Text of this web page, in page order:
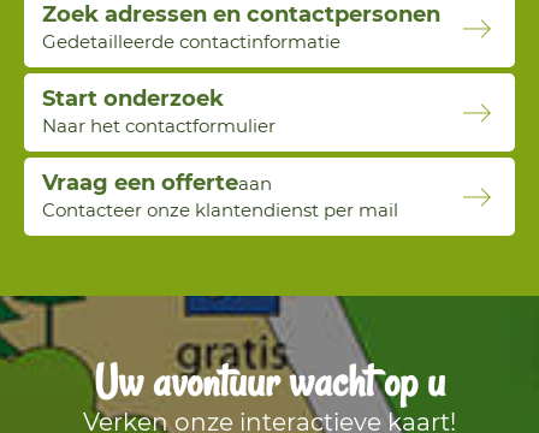
Zoek adressen en contactpersonen
Gedetailleerde contactinformatie
Start onderzoek
Naar het contactformulier
Vraag een offerteaan
Contacteer onze klantendienst per mail
Uw avontuur wacht op u
Verken onze interactieve kaart!